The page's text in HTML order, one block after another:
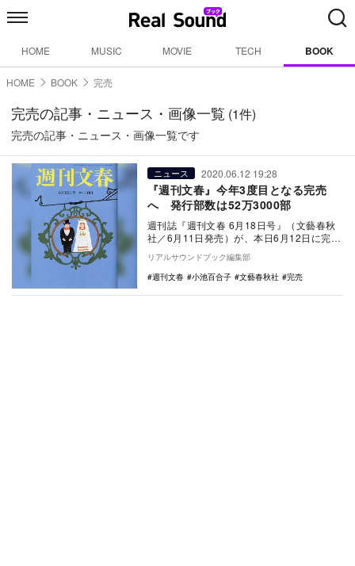
HOME MUSIC MOVIE TECH BOOK
HOME BOOK 完売
完売の記事・ニュース・画像一覧 (1件)
完売の記事・ニュース・画像一覧です
ニュース 2020.06.12 19:28
『週刊文春』今年3度目となる完売
へ 発行部数は52万3000部
週刊誌『週刊文春 6月18日号』（文藝春秋
社／6月11日発売）が、本日6月12日に完売
となった。 本号に掲載した「ウ…
リアルサウンドブック編集部
週刊文春
小池百合子 文藝春秋社 完売